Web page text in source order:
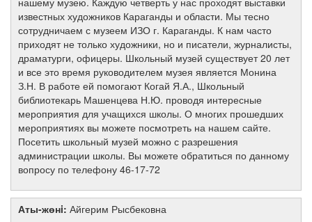
известных художников Караганды и области. Мы тесно
сотрудничаем с музеем ИЗО г. Караганды. К нам часто
приходят не только художники, но и писатели, журналисты,
драматурги, офицеры. Школьный музей существует 20 лет
и все это время руководителем музея является Монина
З.Н. В работе ей помогают Когай Я.А., Школьный
библиотекарь Машенцева Н.Ю. проводя интересные
мероприятия для учащихся школы. О многих прошедших
мероприятиях вы можете посмотреть на нашем сайте.
Посетить школьный музей можно с разрешения
администрации школы. Вы можете обратиться по данному
вопросу по телефону 46-17-72
Аты-жөнi: Айгерим Рысбековна